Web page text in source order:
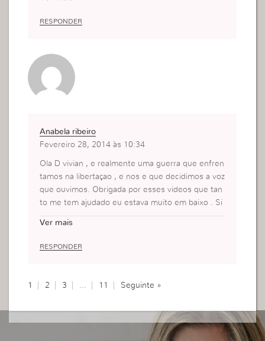
RESPONDER
Anabela ribeiro
Fevereiro 28, 2014 às 10:34
Ola D vivian , e realmente uma guerra que enfren
tamos na libertaçao , e nos e que decidimos a voz
que ouvimos. Obrigada por esses videos que tan
to me tem ajudado eu estava muito em baixo . Si
Ver mais
RESPONDER
1 2 3 … 11 Seguinte »